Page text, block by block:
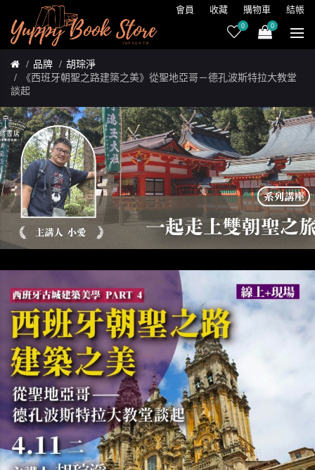
會員 收藏 購物車 結帳
0 0
品牌
胡琮淨
《西班牙朝聖之路建築之美》從聖地亞哥－德孔波斯特拉大教堂
談起